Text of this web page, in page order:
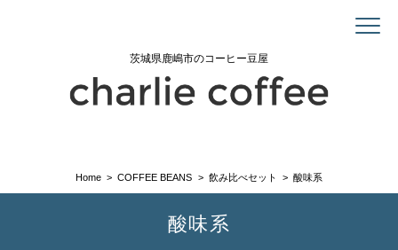
茨城県鹿嶋市のコーヒー豆屋
Home COFFEE BEANS 飲み比べセット 酸味系
酸味系